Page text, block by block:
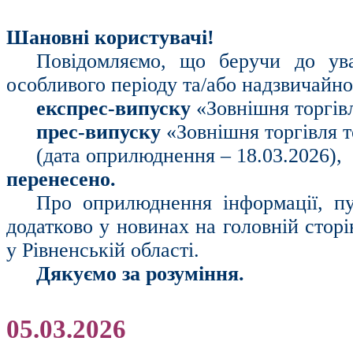
Шановні користувачі!
Повідомляємо, що беручи до
особливого періоду та/або
експрес-випуску «Зовнішня
прес-випуску «Зовнішня торгівля
(дата оприлюднення – 18.03.2026),
перенесено.
Про оприлюднення інформації,
додатково у новинах на головній
у Рівненській області.
Дякуємо за розуміння.
05.03.2026